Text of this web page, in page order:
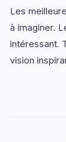
Les
à imaginer.
intéressant.
vision